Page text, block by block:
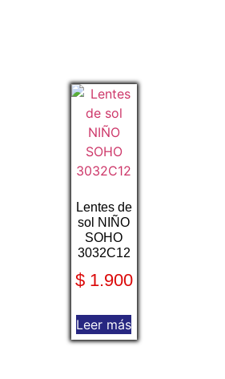
Lentes de
sol NIÑO
SOHO
3032C12
$1.900
Leer más